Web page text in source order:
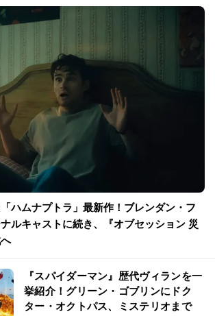
ハムナプトラ」最新作！ブレンダン・フ
ルキャストに続き、『オブセッション 災
『スパイダーマン』歴代ヴィランを一
挙紹介！グリーン・ゴブリンにドク
ター・オクトパス、ミステリオまで